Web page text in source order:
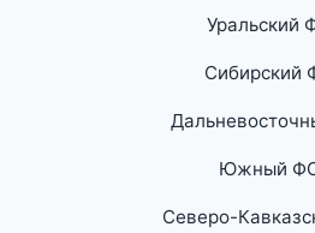
Уральский
Сибирский
Южный
Северо-